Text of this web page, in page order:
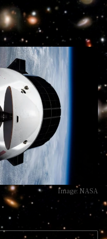
Image: NASA